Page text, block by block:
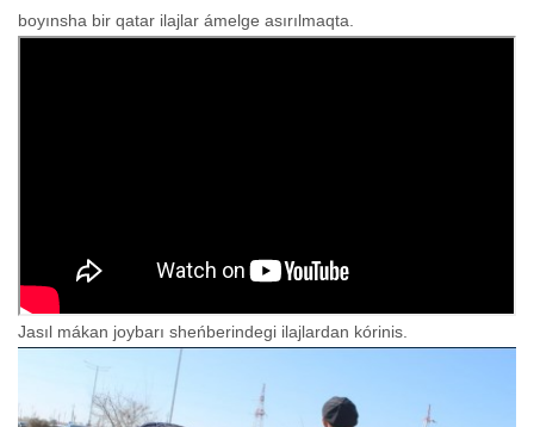
boyınsha bir qatar ilajlar ámelge asırılmaqta.
Jasıl mákan joybarı sheńberindegi ilajlardan kórinis.